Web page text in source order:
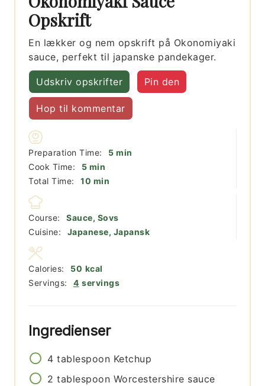
Opskrift
En lækker og nem opskrift på Okonomiyaki
sauce, perfekt til japanske pandekager.
Udskriv opskrifter Pin den
Hop til kommentar
Preparation Time: 5minutter
min
Cook Time:
5minutter
min
Total Time:
10 minutter
min
Course:
Sauce, Sovs
Cuisine:
Japanese, Japansk
Servings: 4 servings
Calories: 50 kcal
Ingredienser
4 tablespoon Ketchup
2 tablespoon Worcestershire sauce